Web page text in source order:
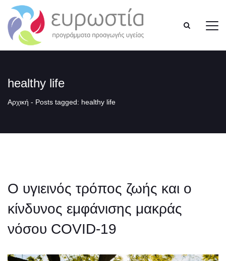
healthy life
Αρχική - Posts tagged: healthy life
Ο υγιεινός τρόπος ζωής και ο
κίνδυνος εμφάνισης μακράς
νόσου COVID-19